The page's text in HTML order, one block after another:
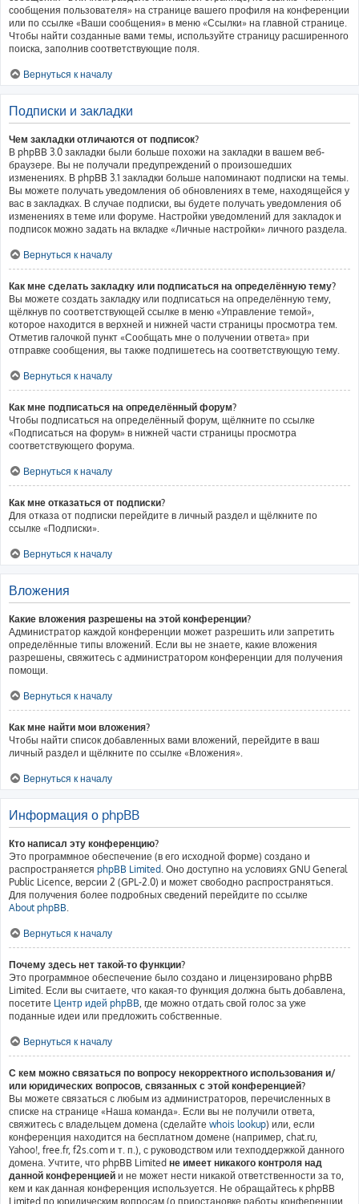
сообщения пользователя» на странице вашего профиля на конференции
или по ссылке «Ваши сообщения» в меню «Ссылки» на главной странице.
Чтобы найти созданные вами темы, используйте страницу расширенного
поиска, заполнив соответствующие поля.
Вернуться к началу
Подписки и закладки
Чем закладки отличаются от подписок?
В phpBB 3.0 закладки были больше похожи на закладки в вашем веб-
браузере. Вы не получали предупреждений о произошедших
изменениях. В phpBB 3.1 закладки больше напоминают подписки на темы.
Вы можете получать уведомления об обновлениях в теме, находящейся у
вас в закладках. В случае подписки, вы будете получать уведомления об
изменениях в теме или форуме. Настройки уведомлений для закладок и
подписок можно задать на вкладке «Личные настройки» личного раздела.
Вернуться к началу
Как мне сделать закладку или подписаться на определённую тему?
Вы можете создать закладку или подписаться на определённую тему,
щёлкнув по соответствующей ссылке в меню «Управление темой»,
которое находится в верхней и нижней части страницы просмотра тем.
Отметив галочкой пункт «Сообщать мне о получении ответа» при
отправке сообщения, вы также подпишетесь на соответствующую тему.
Вернуться к началу
Как мне подписаться на определённый форум?
Чтобы подписаться на определённый форум, щёлкните по ссылке
«Подписаться на форум» в нижней части страницы просмотра
соответствующего форума.
Вернуться к началу
Как мне отказаться от подписки?
Для отказа от подписки перейдите в личный раздел и щёлкните по
ссылке «Подписки».
Вернуться к началу
Вложения
Какие вложения разрешены на этой конференции?
Администратор каждой конференции может разрешить или запретить
определённые типы вложений. Если вы не знаете, какие вложения
разрешены, свяжитесь с администратором конференции для получения
помощи.
Вернуться к началу
Как мне найти мои вложения?
Чтобы найти список добавленных вами вложений, перейдите в ваш
личный раздел и щёлкните по ссылке «Вложения».
Вернуться к началу
Информация о phpBB
Кто написал эту конференцию?
Это программное обеспечение (в его исходной форме) создано и
распространяется phpBB Limited. Оно доступно на условиях GNU General
Public Licence, версии 2 (GPL-2.0) и может свободно распространяться.
Для получения более подробных сведений перейдите по ссылке
About phpBB.
Вернуться к началу
Почему здесь нет такой-то функции?
Это программное обеспечение было создано и лицензировано phpBB
Limited. Если вы считаете, что какая-то функция должна быть добавлена,
посетите Центр идей phpBB, где можно отдать свой голос за уже
поданные идеи или предложить собственные.
Вернуться к началу
С кем можно связаться по вопросу некорректного использования и/
или юридических вопросов, связанных с этой конференцией?
Вы можете связаться с любым из администраторов, перечисленных в
списке на странице «Наша команда». Если вы не получили ответа,
свяжитесь с владельцем домена (сделайте whois lookup) или, если
конференция находится на бесплатном домене (например, chat.ru,
Yahoo!, free.fr, f2s.com и т. п.), с руководством или техподдержкой данного
домена. Учтите, что phpBB Limited не имеет никакого контроля над
данной конференцией и не может нести никакой ответственности за то,
кем и как данная конференция используется. Не обращайтесь к phpBB
Limited по юридическим вопросам (о приостановке работы конференции,